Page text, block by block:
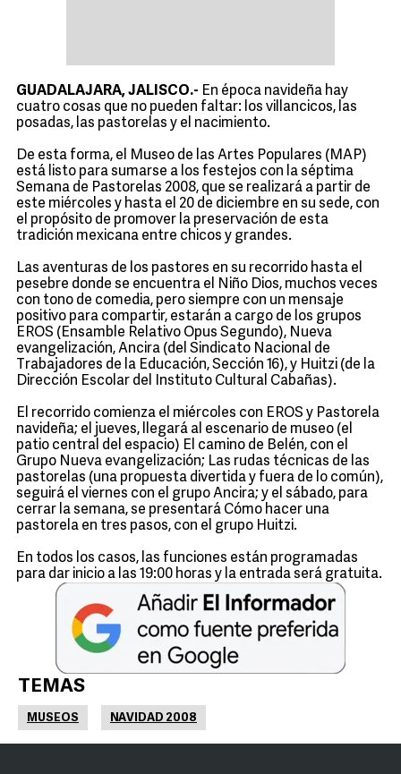
GUADALAJARA, JALISCO.- En época navideña hay
cuatro cosas que no pueden faltar: los villancicos, las
posadas, las pastorelas y el nacimiento.
De esta forma, el Museo de las Artes Populares (MAP)
está listo para sumarse a los festejos con la séptima
Semana de Pastorelas 2008, que se realizará a partir de
este miércoles y hasta el 20 de diciembre en su sede, con
el propósito de promover la preservación de esta
tradición mexicana entre chicos y grandes.
Las aventuras de los pastores en su recorrido hasta el
pesebre donde se encuentra el Niño Dios, muchos veces
con tono de comedia, pero siempre con un mensaje
positivo para compartir, estarán a cargo de los grupos
EROS (Ensamble Relativo Opus Segundo), Nueva
evangelización, Ancira (del Sindicato Nacional de
Trabajadores de la Educación, Sección 16), y Huitzi (de la
Dirección Escolar del Instituto Cultural Cabañas).
El recorrido comienza el miércoles con EROS y Pastorela
navideña; el jueves, llegará al escenario de museo (el
patio central del espacio) El camino de Belén, con el
Grupo Nueva evangelización; Las rudas técnicas de las
pastorelas (una propuesta divertida y fuera de lo común),
seguirá el viernes con el grupo Ancira; y el sábado, para
cerrar la semana, se presentará Cómo hacer una
pastorela en tres pasos, con el grupo Huitzi.
En todos los casos, las funciones están programadas
para dar inicio a las 19:00 horas y la entrada será gratuita.
TEMAS
MUSEOS NAVIDAD 2008